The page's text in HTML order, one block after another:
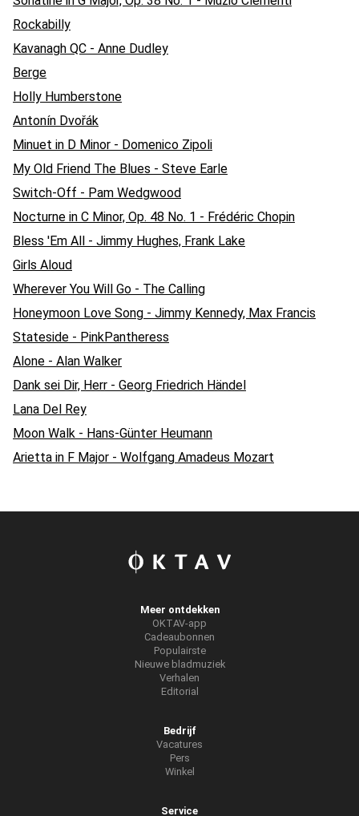
Rockabilly
Kavanagh QC - Anne Dudley
Berge
Holly Humberstone
Antonín Dvořák
Minuet in D Minor - Domenico Zipoli
My Old Friend The Blues - Steve Earle
Switch-Off - Pam Wedgwood
Nocturne in C Minor, Op. 48 No. 1 - Frédéric Chopin
Bless 'Em All - Jimmy Hughes, Frank Lake
Girls Aloud
Wherever You Will Go - The Calling
Honeymoon Love Song - Jimmy Kennedy, Max Francis
Stateside - PinkPantheress
Alone - Alan Walker
Dank sei Dir, Herr - Georg Friedrich Händel
Lana Del Rey
Moon Walk - Hans-Günter Heumann
Arietta in F Major - Wolfgang Amadeus Mozart
Meer ontdekken
OKTAV-app
Cadeaubonnen
Populairste
Nieuwe bladmuziek
Verhalen
Editorial
Bedrijf
Vacatures
Pers
Winkel
Service